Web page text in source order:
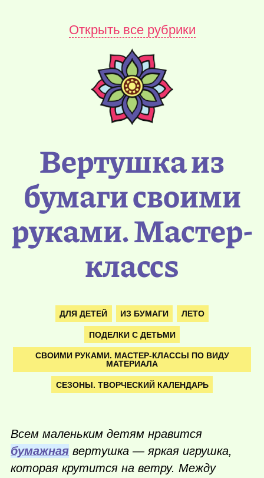
Открыть все рубрики
Вертушка из
бумаги своими
руками. Мастер-
классs
ДЛЯ ДЕТЕЙ ИЗ БУМАГИ ЛЕТО
ПОДЕЛКИ С ДЕТЬМИ
СВОИМИ РУКАМИ. МАСТЕР-КЛАССЫ ПО ВИДУ
МАТЕРИАЛА
СЕЗОНЫ. ТВОРЧЕСКИЙ КАЛЕНДАРЬ
Всем маленьким детям нравится
бумажная вертушка — яркая игрушка,
которая крутится на ветру. Между